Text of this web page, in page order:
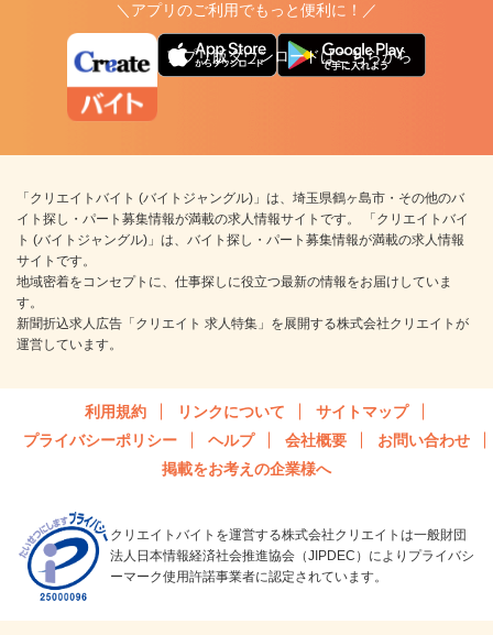
＼アプリのご利用でもっと便利に！／
アプリ版ダウンロードはこちらから
「クリエイトバイト (バイトジャングル)」は、埼玉県鶴ヶ島市・その他のバ
イト探し・パート募集情報が満載の求人情報サイトです。 「クリエイトバイ
ト (バイトジャングル)」は、バイト探し・パート募集情報が満載の求人情報
サイトです。
地域密着をコンセプトに、仕事探しに役立つ最新の情報をお届けしていま
す。
新聞折込求人広告「クリエイト 求人特集」を展開する株式会社クリエイトが
運営しています。
利用規約 リンクについて
サイトマップ
プライバシーポリシー
ヘルプ 会社概要
お問い合わせ
掲載をお考えの企業様へ
クリエイトバイトを運営する株式会社クリエイトは一般財団
法人日本情報経済社会推進協会（JIPDEC）によりプライバシ
ーマーク使用許諾事業者に認定されています。